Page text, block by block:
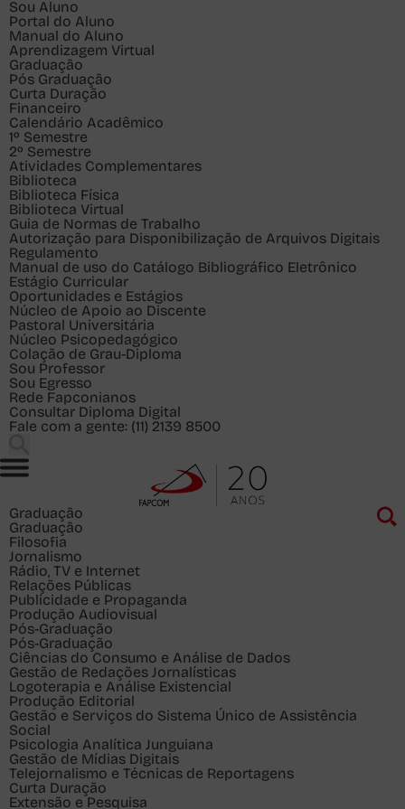
Sou Aluno
Portal do Aluno
Manual do Aluno
Aprendizagem Virtual
Graduação
Pós Graduação
Curta Duração
Financeiro
Calendário Acadêmico
1º Semestre
2º Semestre
Atividades Complementares
Biblioteca
Biblioteca Física
Biblioteca Virtual
Guia de Normas de Trabalho
Autorização para Disponibilização de Arquivos Digitais
Regulamento
Manual de uso do Catálogo Bibliográfico Eletrônico
Estágio Curricular
Oportunidades e Estágios
Núcleo de Apoio ao Discente
Pastoral Universitária
Núcleo Psicopedagógico
Colação de Grau-Diploma
Sou Professor
Sou Egresso
Rede Fapconianos
Consultar Diploma Digital
Fale com a gente: (11) 2139 8500
Graduação
Graduação
Filosofia
Jornalismo
Rádio, TV e Internet
Relações Públicas
Publicidade e Propaganda
Produção Audiovisual
Pós-Graduação
Pós-Graduação
Ciências do Consumo e Análise de Dados
Gestão de Redações Jornalísticas
Logoterapia e Análise Existencial
Produção Editorial
Gestão e Serviços do Sistema Único de Assistência
Social
Psicologia Analítica Junguiana
Gestão de Mídias Digitais
Telejornalismo e Técnicas de Reportagens
Curta Duração
Extensão e Pesquisa